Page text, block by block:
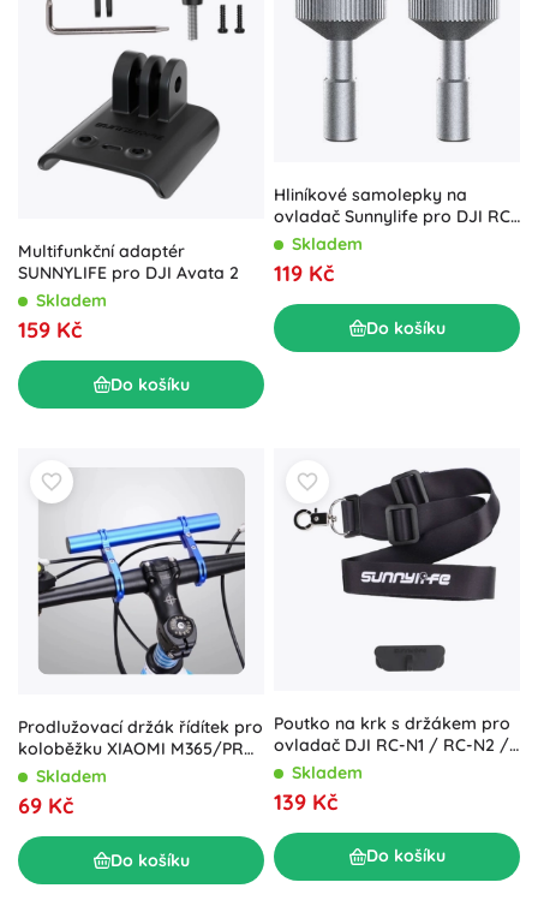
Multifunkční adaptér
SUNNYLIFE pro DJI Avata 2
Skladem
159 Kč
Do košíku
Hliníkové samolepky na
ovladač Sunnylife pro DJI RC
/ DJI RC 2 / DJI RC Pro 2
(stříbrné)
Skladem
119 Kč
Do košíku
Prodlužovací držák řídítek pro
koloběžku XIAOMI M365/PRO
– modrý
Skladem
69 Kč
Do košíku
Poutko na krk s držákem pro
ovladač DJI RC-N1 / RC-N2 /
RC-N3 od Sunnylife
Skladem
139 Kč
Do košíku